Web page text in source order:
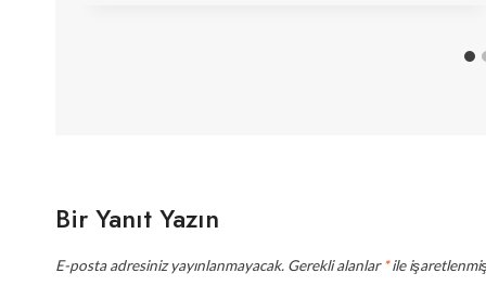
Bir Yanıt Yazın
E-posta adresiniz yayınlanmayacak. Gerekli alanlar*ile